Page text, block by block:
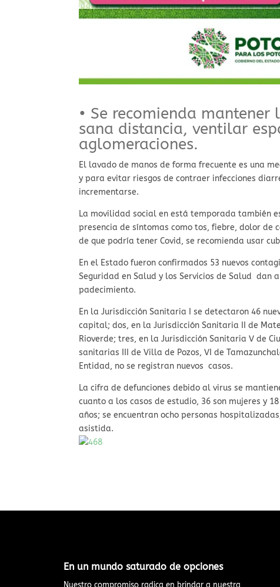
• Se recomienda mantener
sana distancia, ventilar
aglomeraciones.
El lavado de manos de forma frecuente es una
y para evitar riesgos de contraer infecciones
incrementarse.
La movilidad social en está temporada también
presencia de síntomas como tos, fiebre, dolor de
de que podría tener Covid, se recomienda usar
En el Estado fueron confirmados 53 nuevos
Seguridad en Salud y los Servicios de Salud dan
padecimiento.
En la Jurisdicción Sanitaria I se detectaron 46
capital; dos, en la Jurisdicción Sanitaria II de
Rioverde; tres, en la Jurisdicción Sanitaria V de
sanitarias III de Villa de Pozos, VI de
Entidad, no se registran nuevos casos.
La cifra de defunciones debido al virus se
cuanto a los casos de estudio, 36 son mujeres y
años; se encuentran ocho personas
asistida.
En un mundo saturado de opciones​
Nuestro compromiso radica en brindar a nuestra